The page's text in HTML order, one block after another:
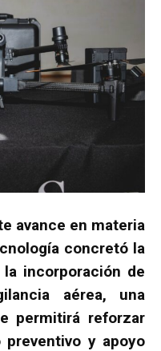
avance en materia
concretó la
incorporación de
aérea, una
permitirá reforzar
y apoyo